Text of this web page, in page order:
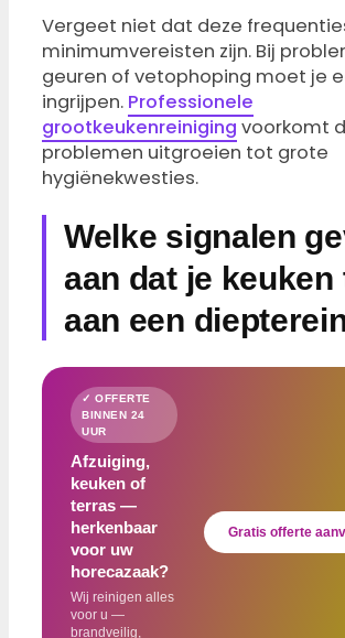
Vergeet niet dat deze
minimumvereisten zijn. Bij
geuren of vetophoping moet je
ingrijpen. Professionele
grootkeukenreiniging voorkomt
problemen uitgroeien tot grote
hygiënekwesties.
Welke signalen
aan dat je keuken
aan een
✓ OFFERTE
BINNEN 24
UUR
Afzuiging,
keuken of
terras —
herkenbaar
voor uw
horecazaak?
Wij reinigen alles
voor u —
brandveilig,
Gratis offerte